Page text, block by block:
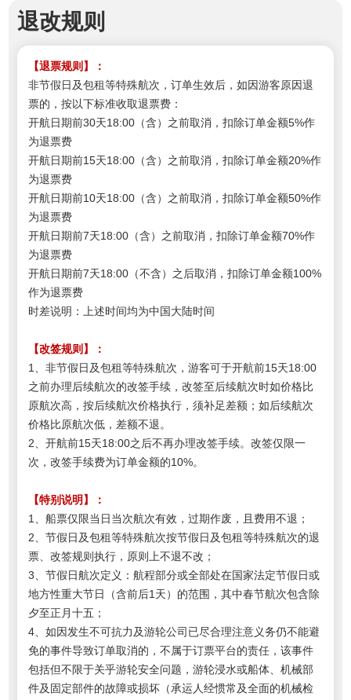
退改规则
【退票规则】：
非节假日及包租等特殊航次，订单生效后，如因游客原因退
票的，按以下标准收取退票费：
开航日期前30天18:00（含）之前取消，扣除订单金额5%作
为退票费
开航日期前15天18:00（含）之前取消，扣除订单金额20%作
为退票费
开航日期前10天18:00（含）之前取消，扣除订单金额50%作
为退票费
开航日期前7天18:00（含）之前取消，扣除订单金额70%作
为退票费
开航日期前7天18:00（不含）之后取消，扣除订单金额100%
作为退票费
时差说明：上述时间均为中国大陆时间
【改签规则】：
1、非节假日及包租等特殊航次，游客可于开航前15天18:00
之前办理后续航次的改签手续，改签至后续航次时如价格比
原航次高，按后续航次价格执行，须补足差额；如后续航次
价格比原航次低，差额不退。
2、开航前15天18:00之后不再办理改签手续。改签仅限一
次，改签手续费为订单金额的10%。
【特别说明】：
1、船票仅限当日当次航次有效，过期作废，且费用不退；
2、节假日及包租等特殊航次按节假日及包租等特殊航次的退
票、改签规则执行，原则上不退不改；
3、节假日航次定义：航程部分或全部处在国家法定节假日或
地方性重大节日（含前后1天）的范围，其中春节航次包含除
夕至正月十五；
4、如因发生不可抗力及游轮公司已尽合理注意义务仍不能避
免的事件导致订单取消的，不属于订票平台的责任，该事件
包括但不限于关乎游轮安全问题，游轮浸水或船体、机械部
件及固定部件的故障或损坏（承运人经惯常及全面的机械检